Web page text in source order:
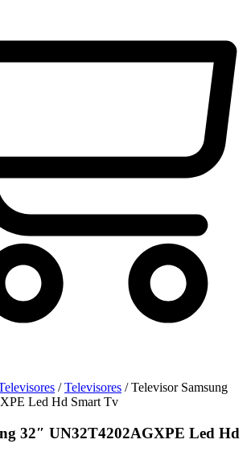
/Televisores / Televisor Samsung
Led Hd Smart Tv
32″ UN32T4202AGXPE Led Hd